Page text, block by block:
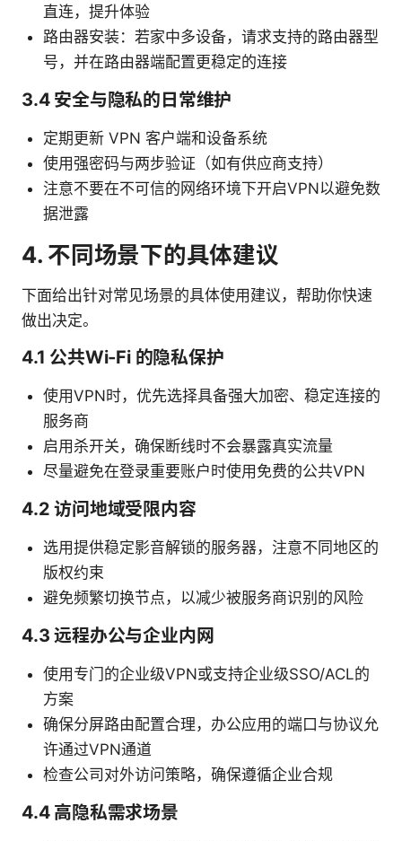
直连，提升体验
路由器安装：若家中多设备，请求支持的路由器型
号，并在路由器端配置更稳定的连接
3.4 安全与隐私的日常维护
定期更新 VPN 客户端和设备系统
使用强密码与两步验证（如有供应商支持）
注意不要在不可信的网络环境下开启VPN以避免数
据泄露
4. 不同场景下的具体建议
下面给出针对常见场景的具体使用建议，帮助你快速
做出决定。
4.1 公共Wi‑Fi 的隐私保护
使用VPN时，优先选择具备强大加密、稳定连接的
服务商
启用杀开关，确保断线时不会暴露真实流量
尽量避免在登录重要账户时使用免费的公共VPN
4.2 访问地域受限内容
选用提供稳定影音解锁的服务器，注意不同地区的
版权约束
避免频繁切换节点，以减少被服务商识别的风险
4.3 远程办公与企业内网
使用专门的企业级VPN或支持企业级SSO/ACL的
方案
确保分屏路由配置合理，办公应用的端口与协议允
许通过VPN通道
检查公司对外访问策略，确保遵循企业合规
4.4 高隐私需求场景